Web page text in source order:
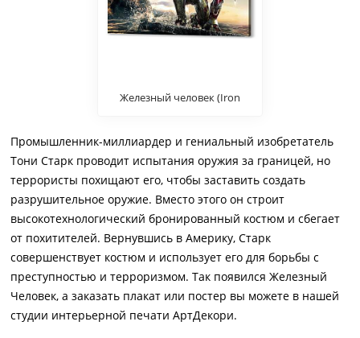
Железный человек (Iron
Промышленник-миллиардер и гениальный изобретатель
Тони Старк проводит испытания оружия за границей, но
террористы похищают его, чтобы заставить создать
разрушительное оружие. Вместо этого он строит
высокотехнологический бронированный костюм и сбегает
от похитителей. Вернувшись в Америку, Старк
совершенствует костюм и использует его для борьбы с
преступностью и терроризмом. Так появился Железный
Человек, а заказать плакат или постер вы можете в нашей
студии интерьерной печати АртДекори.